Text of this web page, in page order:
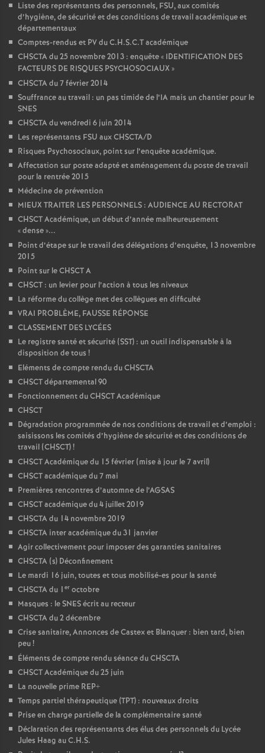
Liste des représentants des personnels, FSU, aux comités
d’hygiène, de sécurité et des conditions de travail académique et
départementaux
Comptes-rendus et PV du C.H.S.C.T académique
CHSCTA du 25 novembre 2013 : enquête « IDENTIFICATION DES
FACTEURS DE RISQUES PSYCHOSOCIAUX »
CHSCTA du 7 février 2014
Souffrance au travail : un pas timide de l’IA mais un chantier pour le
SNES
CHSCTA du vendredi 6 juin 2014
Les représentants FSU aux CHSCTA/D
Risques Psychosociaux, point sur l’enquête académique.
Affectation sur poste adapté et aménagement du poste de travail
pour la rentrée 2015
Médecine de prévention
MIEUX TRAITER LES PERSONNELS : AUDIENCE AU RECTORAT
CHSCT Académique, un début d’année malheureusement
«dense»...
Point d’étape sur le travail des délégations d’enquête, 13 novembre
2015
Point sur le CHSCT A
CHSCT : un levier pour l’action à tous les niveaux
La réforme du collège met des collègues en difficulté
VRAI PROBLÈME, FAUSSE RÉPONSE
CLASSEMENT DES LYCÉES
Le registre santé et sécurité (SST) : un outil indispensable à la
disposition de tous !
Eléments de compte rendu du CHSCTA
CHSCT départemental 90
Fonctionnement du CHSCT Académique
CHSCT
Dégradation programmée de nos conditions de travail et d’emploi :
saisissons les comités d’hygiène de sécurité et des conditions de
travail (CHSCT)!
CHSCT Académique du 15 février (mise à jour le 7 avril)
CHSCT académique du 7 mai
Premières rencontres d’automne de l’AGSAS
CHSCT académique du 4 juillet 2019
CHSCTA du 14 novembre 2019
CHSCTA inter académique du 31 janvier
Agir collectivement pour imposer des garanties sanitaires
CHSCTA (s) Déconfinement
Le mardi 16 juin, toutes et tous mobilisé-es pour la santé
CHSCTA du 1 er octobre
Masques : le SNES écrit au recteur
CHSCTA du 2 décembre
Crise sanitaire, Annonces de Castex et Blanquer : bien tard, bien
peu!
Éléments de compte rendu séance du CHSCTA
CHSCT Académique du 25 juin
La nouvelle prime REP+
Temps partiel thérapeutique (TPT) : nouveaux droits
Prise en charge partielle de la complémentaire santé
Déclaration des représentants des élus des personnels du Lycée
Jules Haag au C.H.S.